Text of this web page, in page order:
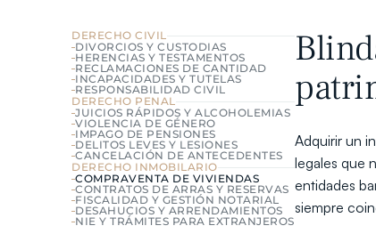
DERECHO CIVIL
DIVORCIOS Y CUSTODIAS
HERENCIAS Y TESTAMENTOS
RECLAMACIONES DE CANTIDAD
INCAPACIDADES Y TUTELAS
RESPONSABILIDAD CIVIL
DERECHO PENAL
JUICIOS RÁPIDOS Y ALCOHOLEMIAS
VIOLENCIA DE GÉNERO
IMPAGO DE PENSIONES
DELITOS LEVES Y LESIONES
CANCELACIÓN DE ANTECEDENTES
DERECHO INMOBILARIO
COMPRAVENTA DE VIVIENDAS
CONTRATOS DE ARRAS Y RESERVAS
FISCALIDAD Y GESTIÓN NOTARIAL
DESAHUCIOS Y ARRENDAMIENTOS
NIE Y TRÁMITES PARA EXTRANJEROS
Adquirir un
legales que
entidades
siempre